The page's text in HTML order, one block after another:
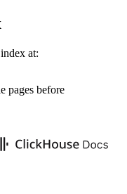
at:
pages before